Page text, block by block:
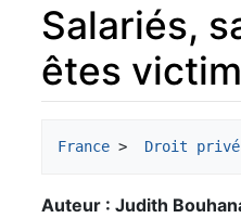
Salariés,
êtes
France > Droit privé
Auteur : Judith